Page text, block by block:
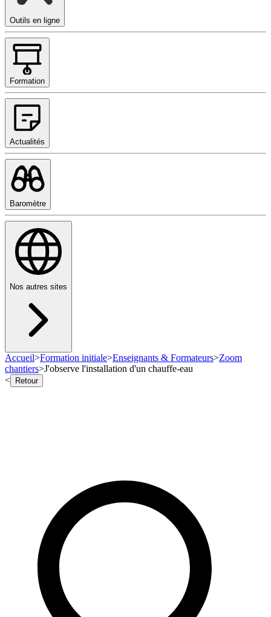
Outils en ligne
Formation
Actualités
Baromètre
Nos autres sites
Accueil>Formation initiale>Enseignants & Formateurs>Zoom
chantiers>J'observe l'installation d'un chauffe-eau
<
Retour